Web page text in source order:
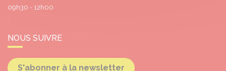
09h30 - 12h00
NOUS SUIVRE
S'abonner à la newsletter